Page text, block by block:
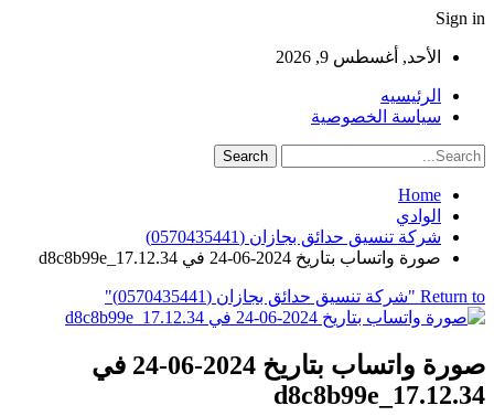
Sign in
الأحد, أغسطس 9, 2026
الرئيسيه
سياسة الخصوصية
Home
الوادي
شركة تنسيق حدائق بجازان (0570435441)
صورة واتساب بتاريخ 2024-06-24 في 17.12.34_d8c8b99e
Return to "شركة تنسيق حدائق بجازان (0570435441)"
صورة واتساب بتاريخ 2024-06-24 في
17.12.34_d8c8b99e